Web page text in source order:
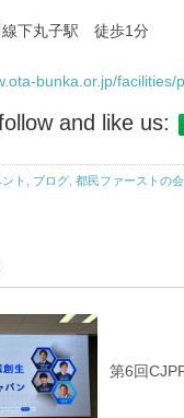
線下丸子駅 徒歩1分
bunka.or.jp/facilities/
and like us:
ト ブログ 都民ファーストの会
第6回